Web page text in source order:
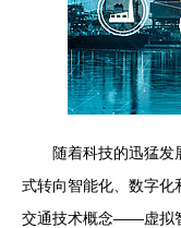
随着科技的迅猛发
式转向智能化、数字化
交通技术概念——虚拟